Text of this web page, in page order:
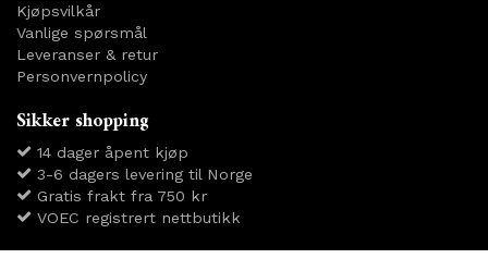
Kjøpsvilkår
Vanlige spørsmål
Leveranser & retur
Personvernpolicy
Sikker shopping
14 dager åpent kjøp
3-6 dagers levering til Norge
Gratis frakt fra 750 kr
VOEC registrert nettbutikk